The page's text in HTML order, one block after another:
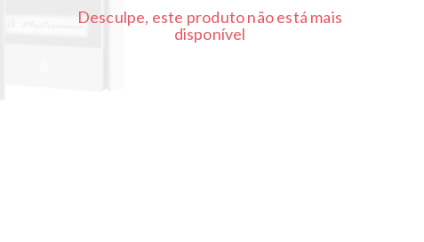
Desculpe, este produto não está mais
disponível